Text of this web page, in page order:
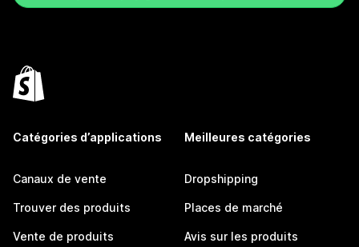
Catégories d’applications
Canaux de vente
Trouver des produits
Vente de produits
Meilleures catégories
Dropshipping
Places de marché
Avis sur les produits